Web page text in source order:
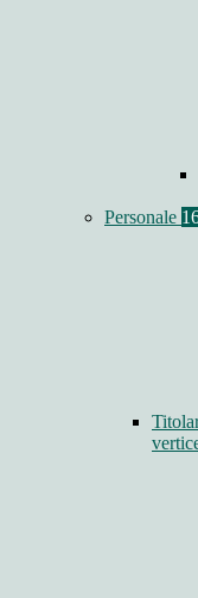
Personale